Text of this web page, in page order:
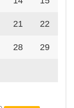
21 22
28 29